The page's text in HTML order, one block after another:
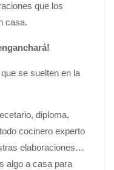
que los
casa.
se suelten en la
diploma,
cocinero experto
elaboraciones…
algo a casa para